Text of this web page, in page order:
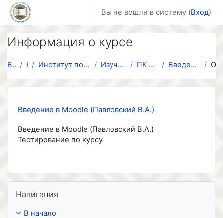
Перейти к основному содержанию
Вы не вошли в систему (Вход)
Информация о курсе
В начало Курсы Институт повышения квалификации и переподготовки к... Изучение системы LMS Moodle ПК 2017/2018 учебный год Введение в Moodle (Павловский В.А.)
Введение в Moodle (Павловский В.А.)
Введение в Moodle (Павловский В.А.)
Тестирование по курсу
Навигация
В начало